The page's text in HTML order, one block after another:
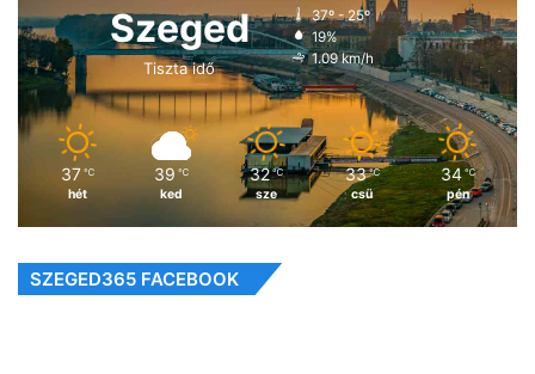
Szeged
Tiszta idő
37º - 25º
19%
1.09 km/h
37 ℃
hét
39 ℃
ked
32 ℃
sze
33 ℃
csü
34 ℃
pén
SZEGED365 FACEBOOK